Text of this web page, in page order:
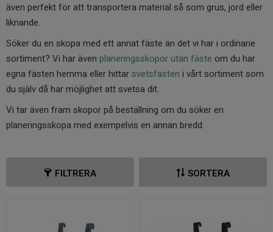
även perfekt för att transportera material så som grus, jord eller
liknande.
Söker du en skopa med ett annat fäste än det vi har i ordinarie
sortiment? Vi har även planeringsskopor utan fäste om du har
egna fästen hemma eller hittarsvetsfästen i vårt sortiment som
du själv då har möjlighet att svetsa dit.
Vi tar även fram skopor på beställning om du söker en
planeringsskopa med exempelvis en annan bredd.
FILTRERA SORTERA